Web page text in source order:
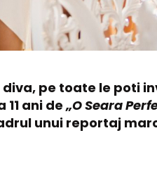
diva, pe toate le poti
ani de„O Seara
unui reportaj